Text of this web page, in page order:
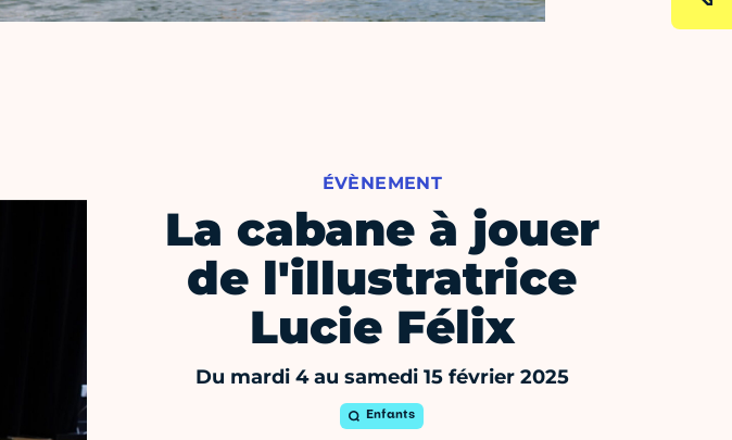
ÉVÈNEMENT
La cabane à jouer
de l'illustratrice
Lucie Félix
Du mardi 4 au samedi 15 février 2025
Enfants